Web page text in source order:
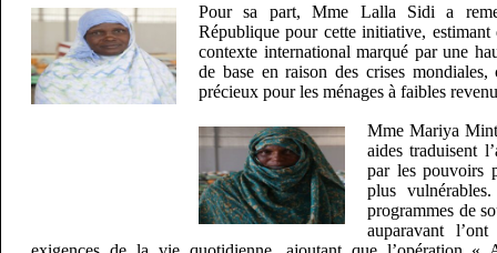
Pour sa part, Mme Lalla Sidi a
République pour cette initiative, estimant
contexte international marqué par une
de base en raison des crises
précieux pour les ménages à faibles
Mme Mariya
aides traduisent
par les pouvoirs
plus
programmes de
auparavant